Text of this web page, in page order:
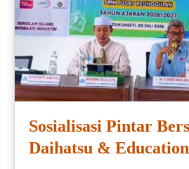
Sosialisasi Pintar
Daihatsu &